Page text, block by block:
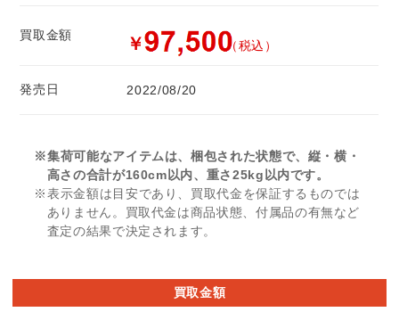
買取金額 ￥ （税込）
発売日 2022/08/20
※集荷可能なアイテムは、梱包された状態で、縦・横・
高さの合計が160cm以内、重さ25kg以内です。
※表示金額は目安であり、買取代金を保証するものでは
ありません。買取代金は商品状態、付属品の有無など
査定の結果で決定されます。
買取金額